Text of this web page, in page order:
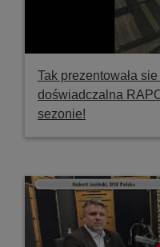
Tak prezentowała
doświadczalna
sezonie!